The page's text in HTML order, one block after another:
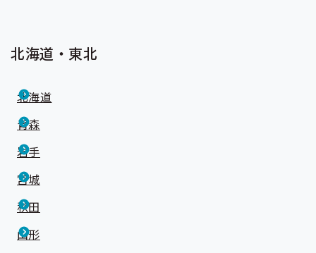
北海道・東北
北海道
青森
岩手
宮城
秋田
山形